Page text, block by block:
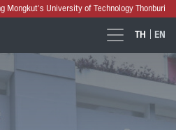
Mongkut's University of Technology Thonburi
TH EN